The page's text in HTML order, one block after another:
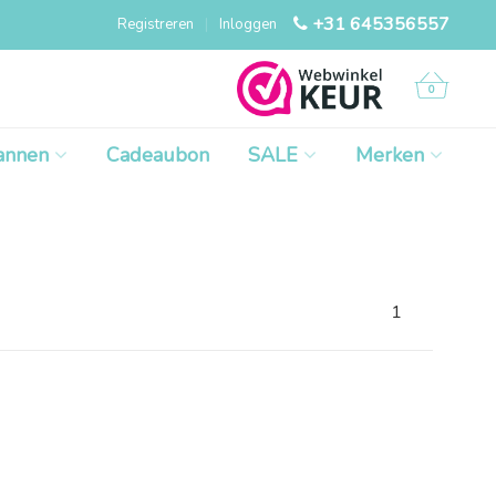
+31 645356557
Inloggen
|
Registreren
0
Cadeaubon SALE Merken
1